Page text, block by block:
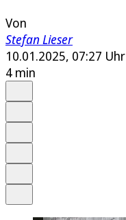
Von
Stefan Lieser
10.01.2025, 07:27 Uhr
4 min